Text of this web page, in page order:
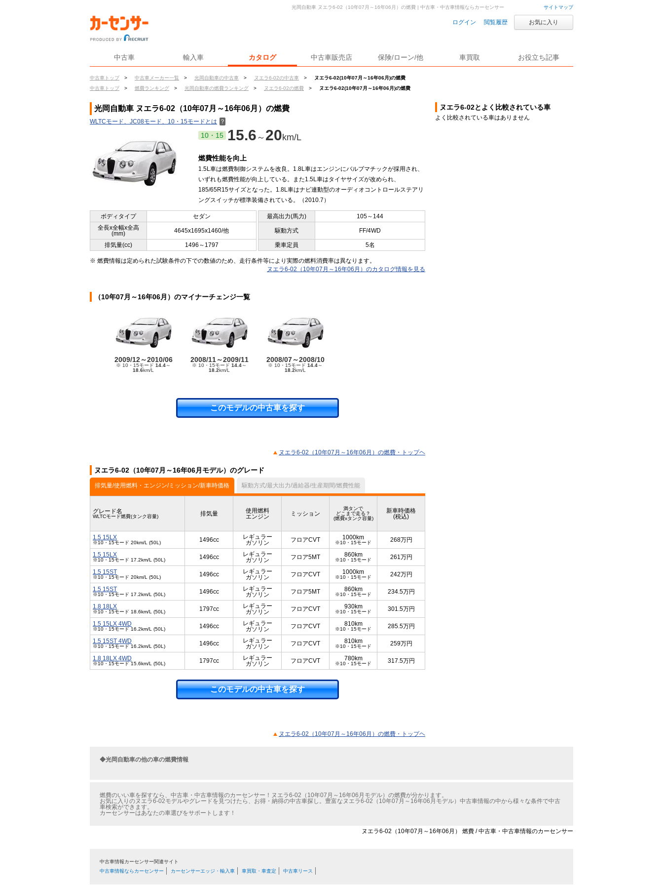
サイトマップ
ログイン 閲覧履歴 お気に入り
中古車 輸入車 カタログ 中古車販売店 保険/ローン/他 車買取 お役立ち記事
中古車トップ > 中古車メーカー一覧 > 光岡自動車の中古車 > ヌエラ6-02の中古車 >
ヌエラ6-02(10年07月～16年06月)の燃費
中古車トップ
> 燃費ランキング > 光岡自動車の燃費ランキング > ヌエラ6-02の燃費 > ヌエラ6-02(10年07月～16年06月)の燃費
光岡自動車 ヌエラ6-02（10年07月～16年06月）の燃費 | 中古車・中古車情報ならカーセンサー
光岡自動車 ヌエラ6-02（10年07月～16年06月）の燃費
WLTCモード、JC08モード、10・15モードとは ？
10・15 15.6 ～ 20km/L
燃費性能を向上
1.5L車は燃費制御システムを改良。1.8L車はエンジンにバルブマチックが採用され、
いずれも燃費性能が向上している。また1.5L車はタイヤサイズが改められ、
185/65R15サイズとなった。1.8L車はナビ連動型のオーディオコントロールステアリ
ングスイッチが標準装備されている。（2010.7）
ボディタイプ セダン 最高出力(馬力)
105～144
全長x全幅x全高
(mm)
4645x1695x1460/他 駆動方式 FF/4WD
排気量(cc) 1496～1797 乗車定員 5名
※ 燃費情報は定められた試験条件の下での数値のため、走行条件等により実際の燃料消費率は異なります。
ヌエラ6-02（10年07月～16年06月）のカタログ情報を見る
（10年07月～16年06月）のマイナーチェンジ一覧
2009/12～2010/06
※ 10・15モード 14.4～
18.6km/L
2008/11～2009/11
※ 10・15モード 14.4～
18.2km/L
2008/07～2008/10
※ 10・15モード 14.4～
18.2km/L
このモデルの中古車を探す
ヌエラ6-02（10年07月～16年06月）の燃費・トップヘ
ヌエラ6-02（10年07月～16年06月モデル）のグレード
排気量/使用燃料・エンジン/ミッション/新車時価格 駆動方式/最大出力/過給器/生産期間/燃費性能
グレード名
WLTCモード燃費(タンク容量) 排気量
使用燃料
エンジン
ミッション
満タンで
どこまで走る？
(燃費xタンク容量)
新車時価格
(税込)
1.5 15LX
※10・15モード 20km/L (50L) 1496cc
レギュラー
ガソリン
フロアCVT 1000km
※10・15モード 268万円
1.5 15LX
※10・15モード 17.2km/L (50L) 1496cc
レギュラー
ガソリン
フロア5MT 860km
※10・15モード 261万円
1.5 15ST
※10・15モード 20km/L (50L) 1496cc
レギュラー
ガソリン
フロアCVT 1000km
※10・15モード 242万円
1.5 15ST
※10・15モード 17.2km/L (50L) 1496cc
レギュラー
ガソリン
フロア5MT 860km
※10・15モード 234.5万円
1.8 18LX
※10・15モード 18.6km/L (50L) 1797cc
レギュラー
ガソリン
フロアCVT 930km
※10・15モード 301.5万円
1.5 15LX 4WD
※10・15モード 16.2km/L (50L) 1496cc
レギュラー
ガソリン
フロアCVT 810km
※10・15モード 285.5万円
1.5 15ST 4WD
※10・15モード 16.2km/L (50L) 1496cc
レギュラー
ガソリン
フロアCVT 810km
※10・15モード 259万円
1.8 18LX 4WD
※10・15モード 15.6km/L (50L) 1797cc
レギュラー
ガソリン
フロアCVT 780km
※10・15モード 317.5万円
このモデルの中古車を探す
ヌエラ6-02（10年07月～16年06月）の燃費・トップヘ
ヌエラ6-02とよく比較されている車
よく比較されている車はありません
◆光岡自動車の他の車の燃費情報
燃費のいい車を探すなら、中古車・中古車情報のカーセンサー！ヌエラ6-02（10年07月～16年06月モデル）の燃費が分かります。
お気に入りのヌエラ6-02モデルやグレードを見つけたら、お得・納得の中古車探し。豊富なヌエラ6-02（10年07月～16年06月モデル）中古車情報の中から様々な条件で中古
車検索ができます。
カーセンサーはあなたの車選びをサポートします！
ヌエラ6-02（10年07月～16年06月） 燃費 / 中古車・中古車情報のカーセンサー
中古車情報カーセンサー関連サイト
中古車情報ならカーセンサー
カーセンサーエッジ・輸入車 車買取・車査定 中古車リース